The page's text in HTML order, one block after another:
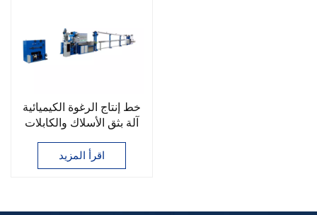
خط إنتاج الرغوة الكيميائية
آلة بثق الأسلاك والكابلات
في الصين
اقرأ المزيد